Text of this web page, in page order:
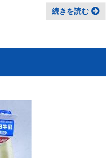
続きを読む